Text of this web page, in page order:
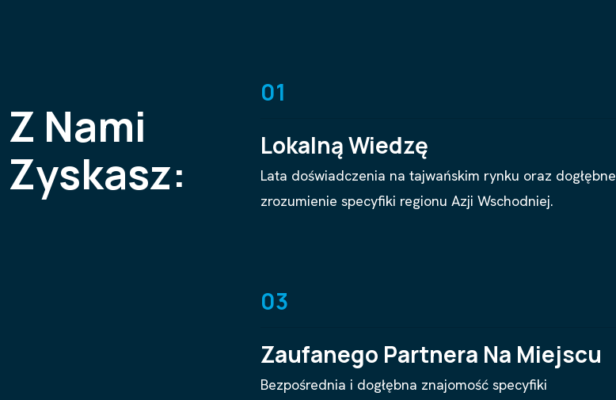
Z Nami
Zyskasz:
01
Lokalną Wiedzę
Lata doświadczenia na tajwańskim rynku oraz dogłębne
zrozumienie specyfiki regionu Azji Wschodniej.
03
Zaufanego Partnera Na Miejscu
Bezpośrednia i dogłębna znajomość specyfiki